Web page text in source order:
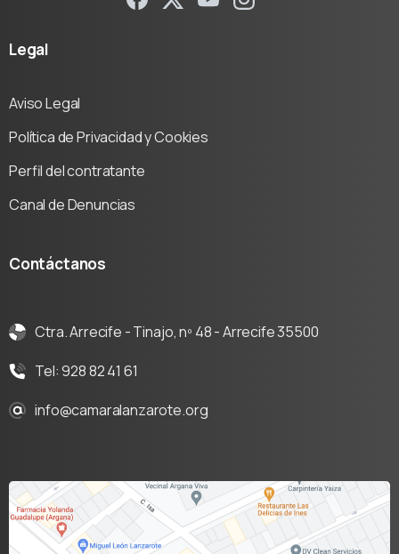
Legal
Aviso Legal
Política de Privacidad y Cookies
Perfil del contratante
Canal de Denuncias
Contáctanos
Ctra. Arrecife - Tinajo, nº 48 - Arrecife 35500
Tel: 928 82 41 61
info@camaralanzarote.org